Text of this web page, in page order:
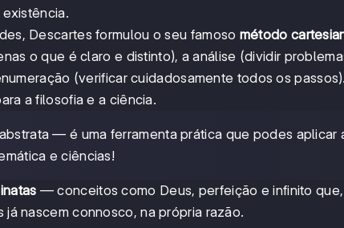
Descartes formulou o seu famoso método
o que é claro e distinto), a análise (dividir
(verificar cuidadosamente todos os
a filosofia e a ciência.
— é uma ferramenta prática que podes aplicar
e ciências!
— conceitos como Deus, perfeição e infinito que,
nascem connosco, na própria razão.